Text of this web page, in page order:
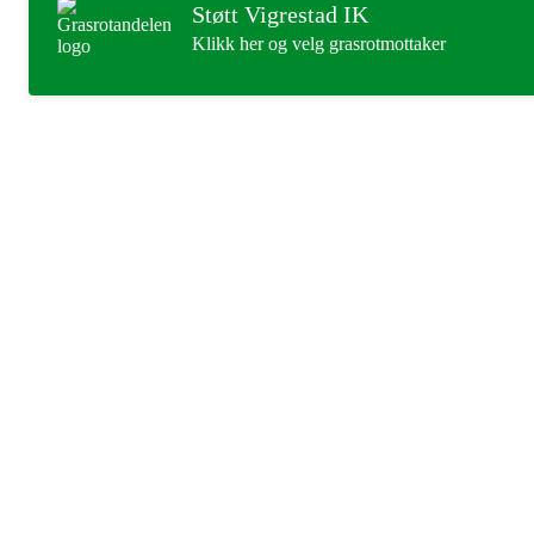
Støtt Vigrestad IK
Klikk her og velg grasrotmottaker